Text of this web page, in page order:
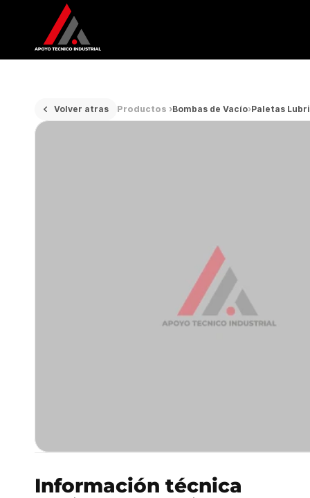
Volver atras Productos ›Bombas de Vacío›Paletas
Información técnica